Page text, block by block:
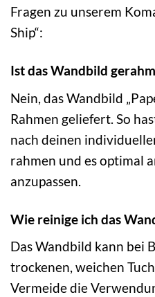
Fragen zu unserem
Ship“:
Ist das Wandbild
Nein, das Wandbild
Rahmen geliefert. So
nach deinen
rahmen und es optimal
anzupassen.
Wie reinige ich das
Das Wandbild kann bei
trockenen, weichen
Vermeide die